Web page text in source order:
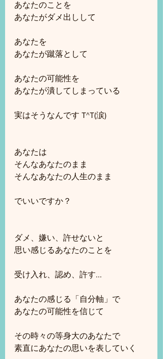
あなたのことを
あなたがダメ出しして
あなたを
あなたが蹴落として
あなたの可能性を
あなたが潰してしまっている
実はそうなんです T^T(涙)
あなたは
そんなあなたのまま
そんなあなたの人生のまま
でいいですか？
ダメ、嫌い、許せないと
思い感じるあなたのことを
受け入れ、認め、許す...
あなたの感じる「自分軸」で
あなたの可能性を信じて
その時々の等身大のあなたで
素直にあなたの思いを表していく